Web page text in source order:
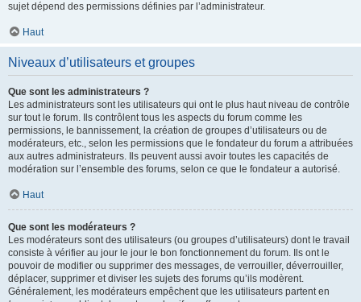
sujet dépend des permissions définies par l’administrateur.
Haut
Niveaux d’utilisateurs et groupes
Que sont les administrateurs ?
Les administrateurs sont les utilisateurs qui ont le plus haut niveau de contrôle
sur tout le forum. Ils contrôlent tous les aspects du forum comme les
permissions, le bannissement, la création de groupes d’utilisateurs ou de
modérateurs, etc., selon les permissions que le fondateur du forum a attribuées
aux autres administrateurs. Ils peuvent aussi avoir toutes les capacités de
modération sur l’ensemble des forums, selon ce que le fondateur a autorisé.
Haut
Que sont les modérateurs ?
Les modérateurs sont des utilisateurs (ou groupes d’utilisateurs) dont le travail
consiste à vérifier au jour le jour le bon fonctionnement du forum. Ils ont le
pouvoir de modifier ou supprimer des messages, de verrouiller, déverrouiller,
déplacer, supprimer et diviser les sujets des forums qu’ils modèrent.
Généralement, les modérateurs empêchent que les utilisateurs partent en